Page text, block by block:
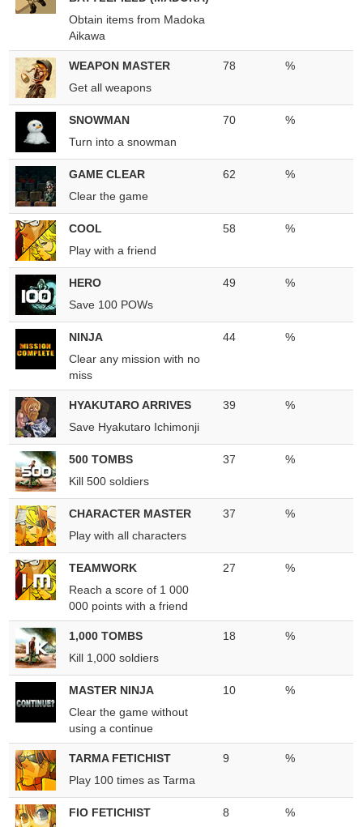
Obtain items from Madoka
Aikawa
WEAPON MASTER
Get all weapons
78 %
SNOWMAN
Turn into a snowman
70 %
GAME CLEAR
Clear the game
62 %
COOL
Play with a friend
58 %
HERO
Save 100 POWs
49 %
NINJA
Clear any mission with no
miss
44 %
HYAKUTARO ARRIVES
Save Hyakutaro Ichimonji
39 %
500 TOMBS
Kill 500 soldiers
37 %
CHARACTER MASTER
Play with all characters
37 %
TEAMWORK
Reach a score of 1 000
000 points with a friend
27 %
1,000 TOMBS
Kill 1,000 soldiers
18 %
MASTER NINJA
Clear the game without
using a continue
10 %
TARMA FETICHIST
Play 100 times as Tarma
9 %
FIO FETICHIST
8 %